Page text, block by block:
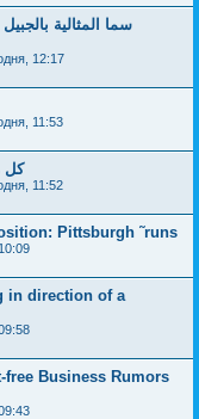
سما المثالية
12:17
11:53
كل
11:52
Pittsburgh ˜runs
in direction of a
free Business Rumors